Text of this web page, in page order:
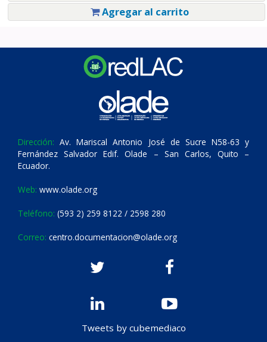
Agregar al carrito
Dirección: Av. Mariscal Antonio José de Sucre N58-63 y
Fernández Salvador Edif. Olade – San Carlos, Quito –
Ecuador.
Web: www.olade.org
Teléfono: (593 2) 259 8122 / 2598 280
Correo: centro.documentacion@olade.org
Tweets by cubemediaco